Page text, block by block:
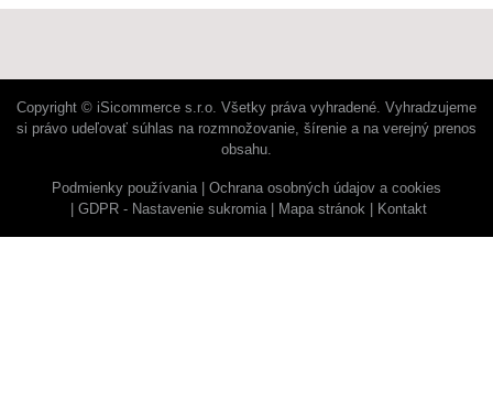
Copyright © iSicommerce s.r.o. Všetky práva vyhradené. Vyhradzujeme
si právo udeľovať súhlas na rozmnožovanie, šírenie a na verejný prenos
obsahu.
Podmienky používania
Ochrana osobných údajov a cookies
GDPR - Nastavenie sukromia
Mapa stránok Kontakt